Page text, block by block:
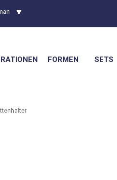
FORMEN SETS